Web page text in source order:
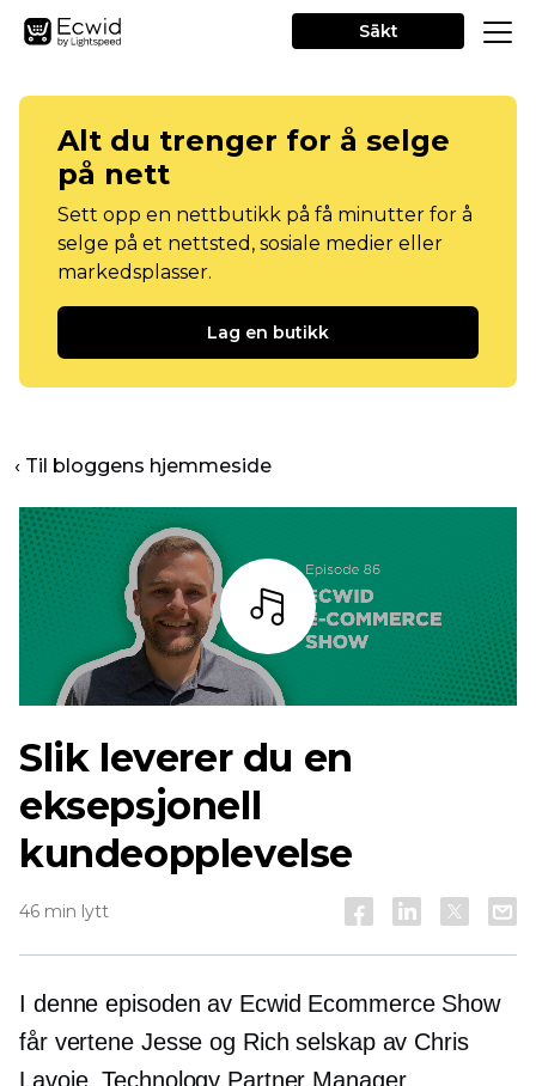
Sākt
Alt du trenger for å selge
på nett
Sett opp en nettbutikk på få minutter for å
selge på et nettsted, sosiale medier eller
markedsplasser.
Lag en butikk
‹ Til bloggens hjemmeside
Lytt
Slik leverer du en
eksepsjonell
kundeopplevelse
46 min lytt
I denne episoden av Ecwid Ecommerce Show
får vertene Jesse og Rich selskap av Chris
Lavoie, Technology Partner Manager